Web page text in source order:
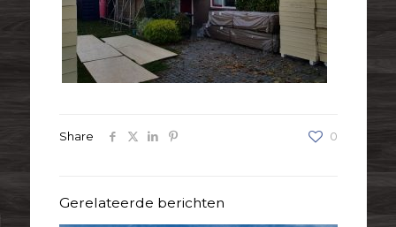
Share 0
Gerelateerde berichten